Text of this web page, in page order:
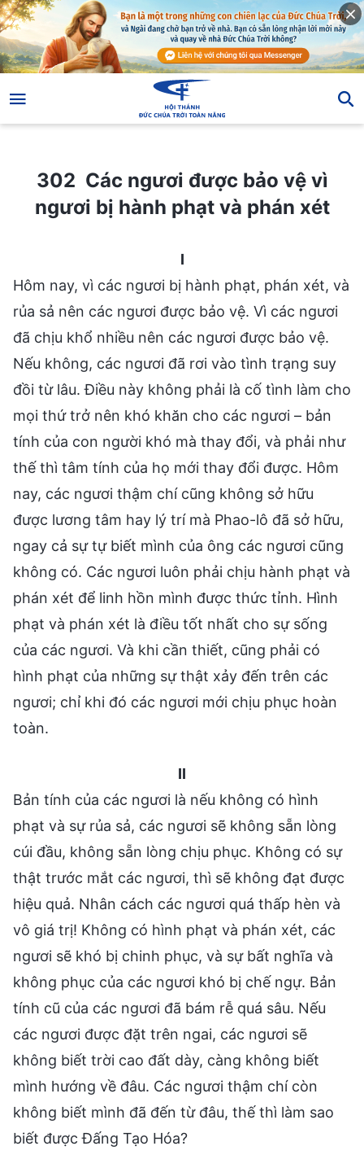
302 Các ngươi được bảo vệ vì
ngươi bị hành phạt và phán xét
I
Hôm nay, vì các ngươi bị hành phạt, phán xét, và
rủa sả nên các ngươi được bảo vệ. Vì các ngươi
đã chịu khổ nhiều nên các ngươi được bảo vệ.
Nếu không, các ngươi đã rơi vào tình trạng suy
đồi từ lâu. Điều này không phải là cố tình làm cho
mọi thứ trở nên khó khăn cho các ngươi – bản
tính của con người khó mà thay đổi, và phải như
thế thì tâm tính của họ mới thay đổi được. Hôm
nay, các ngươi thậm chí cũng không sở hữu
được lương tâm hay lý trí mà Phao-lô đã sở hữu,
ngay cả sự tự biết mình của ông các ngươi cũng
không có. Các ngươi luôn phải chịu hành phạt và
phán xét để linh hồn mình được thức tỉnh. Hình
phạt và phán xét là điều tốt nhất cho sự sống
của các ngươi. Và khi cần thiết, cũng phải có
hình phạt của những sự thật xảy đến trên các
ngươi; chỉ khi đó các ngươi mới chịu phục hoàn
toàn.
II
Bản tính của các ngươi là nếu không có hình
phạt và sự rủa sả, các ngươi sẽ không sẵn lòng
cúi đầu, không sẵn lòng chịu phục. Không có sự
thật trước mắt các ngươi, thì sẽ không đạt được
hiệu quả. Nhân cách các ngươi quá thấp hèn và
vô giá trị! Không có hình phạt và phán xét, các
ngươi sẽ khó bị chinh phục, và sự bất nghĩa và
không phục của các ngươi khó bị chế ngự. Bản
tính cũ của các ngươi đã bám rễ quá sâu. Nếu
các ngươi được đặt trên ngai, các ngươi sẽ
không biết trời cao đất dày, càng không biết
mình hướng về đâu. Các ngươi thậm chí còn
không biết mình đã đến từ đâu, thế thì làm sao
biết được Đấng Tạo Hóa?